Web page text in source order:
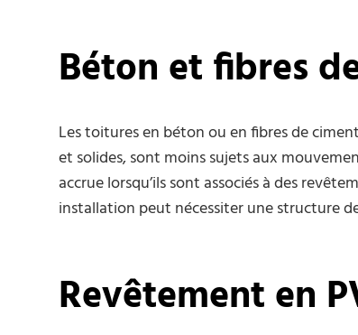
Béton et fibres
Les toitures en béton ou en fibres de
et solides, sont moins sujets aux
accrue lorsqu’ils sont associés à des
installation peut nécessiter une structure
Revêtement en